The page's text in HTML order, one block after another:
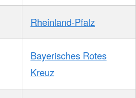
Rheinland-Pfalz
Bayerisches Rotes
Kreuz